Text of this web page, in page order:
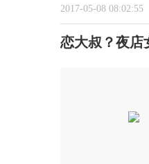
2017-05-08 08:02:55
恋大叔？夜店